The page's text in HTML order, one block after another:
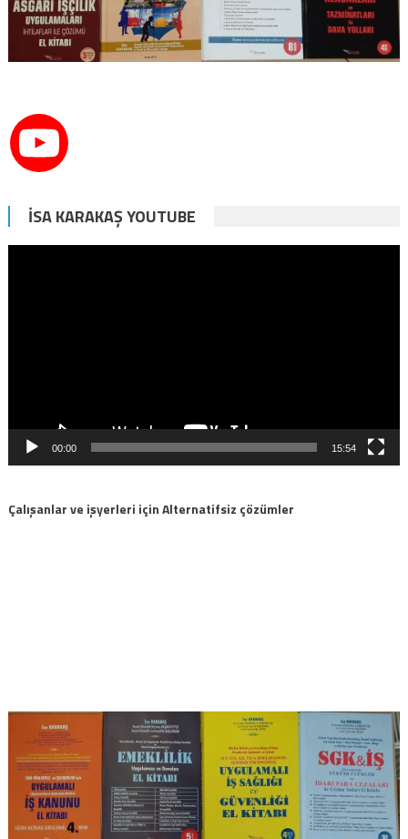
İSA KARAKAŞ YOUTUBE
00:00 15:54
Çalışanlar ve işyerleri için Alternatifsiz çözümler